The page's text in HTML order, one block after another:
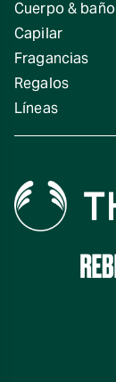
Cuerpo & baño
Capilar
Fragancias
Regalos
Líneas